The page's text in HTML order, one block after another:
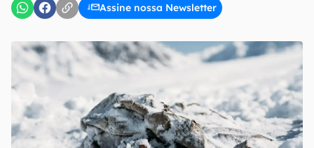
Assine nossa Newsletter
Confirmo que li, aceito e concordo com os Termos de
Uso e Política de Privacidade do Canaltech.